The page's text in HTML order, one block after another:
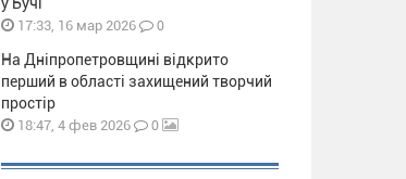
17:33, 16 мар 2026 0
На Дніпропетровщині відкрито
перший в області захищений творчий
простір
18:47, 4 фев 2026 0